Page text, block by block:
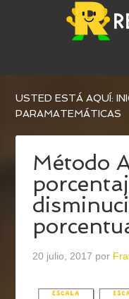
USTED ESTÁ AQUÍ:
PARAMATEMÁTICAS
Método
20 julio, 2017 por